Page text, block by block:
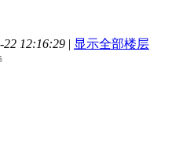
22 12:16:29 | 显示全部楼层